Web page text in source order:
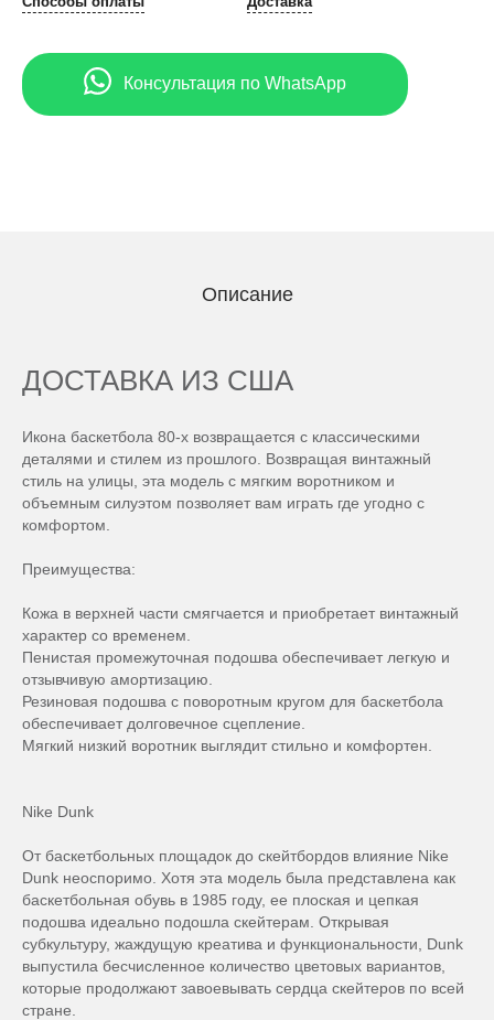
Консультация по WhatsApp
Описание
ДОСТАВКА ИЗ США
Икона баскетбола 80-х возвращается с классическими
деталями и стилем из прошлого. Возвращая винтажный
стиль на улицы, эта модель с мягким воротником и
объемным силуэтом позволяет вам играть где угодно с
комфортом.
Преимущества:
Кожа в верхней части смягчается и приобретает винтажный
характер со временем.
Пенистая промежуточная подошва обеспечивает легкую и
отзывчивую амортизацию.
Резиновая подошва с поворотным кругом для баскетбола
обеспечивает долговечное сцепление.
Мягкий низкий воротник выглядит стильно и комфортен.
Nike Dunk
От баскетбольных площадок до скейтбордов влияние Nike
Dunk неоспоримо. Хотя эта модель была представлена как
баскетбольная обувь в 1985 году, ее плоская и цепкая
подошва идеально подошла скейтерам. Открывая
субкультуру, жаждущую креатива и функциональности, Dunk
выпустила бесчисленное количество цветовых вариантов,
которые продолжают завоевывать сердца скейтеров по всей
стране.